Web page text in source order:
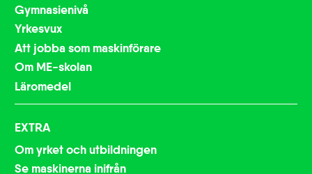
Gymnasienivå
Yrkesvux
Att jobba som maskinförare
Om ME-skolan
Läromedel
EXTRA
Om yrket och utbildningen
Se maskinerna inifrån